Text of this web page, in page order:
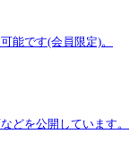
能です(会員限定)。
どを公開しています。